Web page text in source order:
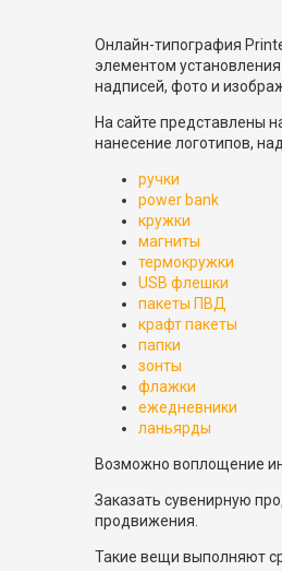
Онлайн-типография
элементом
надписей, фото и
На сайте представлены
нанесение логотипов,
ручки
power bank
кружки
магниты
термокружки
USB флешки
пакеты ПВД
крафт пакеты
папки
зонты
флажки
ежедневники
ланьярды
Возможно воплощение
Заказать сувенирную
продвижения.
Такие вещи выполняют